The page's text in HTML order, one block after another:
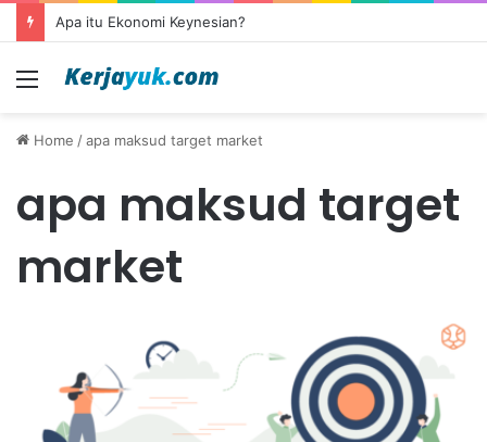
Apa itu Ekonomi Keynesian?
Menu
Home /apa maksud target market
apa maksud target
market